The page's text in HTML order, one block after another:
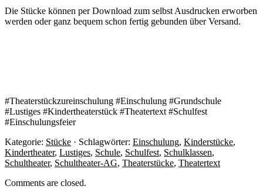
Die Stücke können per Download zum selbst Ausdrucken erworben
werden oder ganz bequem schon fertig gebunden über Versand.
#Theaterstückzureinschulung #Einschulung #Grundschule
#Lustiges #Kindertheaterstück #Theatertext #Schulfest
#Einschulungsfeier
Kategorie: Stücke · Schlagwörter: Einschulung, Kinderstücke,
Kindertheater, Lustiges, Schule, Schulfest, Schulklassen,
Schultheater, Schultheater-AG, Theaterstücke, Theatertext
Comments are closed.